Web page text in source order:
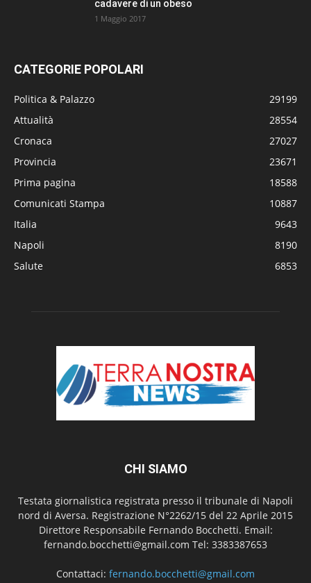
cadavere di un obeso
1 Maggio 2017
CATEGORIE POPOLARI
Politica & Palazzo
29199
Attualità
28554
Cronaca
27027
Provincia
23671
Prima pagina
18588
Comunicati Stampa
10887
Italia
9643
Napoli
8190
Salute
6853
CHI SIAMO
Testata giornalistica registrata presso il tribunale di Napoli
nord di Aversa. Registrazione N°2262/15 del 22 Aprile 2015
Direttore Responsabile Fernando Bocchetti. Email:
fernando.bocchetti@gmail.com Tel: 3383387653
Contattaci: fernando.bocchetti@gmail.com